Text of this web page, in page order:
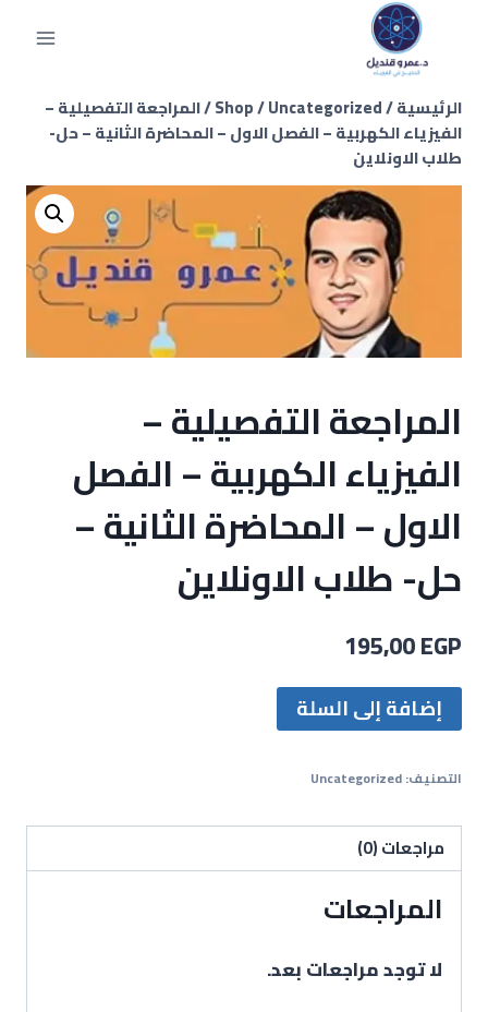
الرئيسية/
Shop/Uncategorized
/المراجعة التفصيلية –
الفيزياء الكهربية – الفصل الاول – المحاضرة الثانية – حل-
طلاب الاونلاين
المراجعة التفصيلية –
الفيزياء الكهربية – الفصل
الاول – المحاضرة الثانية –
حل- طلاب الاونلاين
195,00EGP
إضافة إلى السلة
التصنيف:Uncategorized
مراجعات (0)
المراجعات
لا توجد مراجعات بعد.